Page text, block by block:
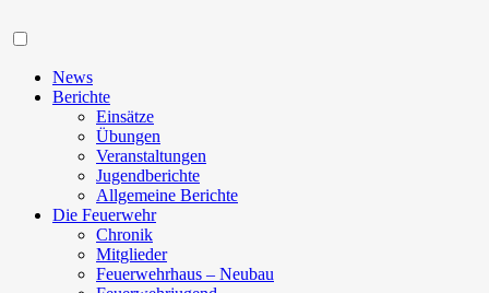
News
Berichte
Einsätze
Übungen
Veranstaltungen
Jugendberichte
Allgemeine Berichte
Die Feuerwehr
Chronik
Mitglieder
Feuerwehrhaus – Neubau